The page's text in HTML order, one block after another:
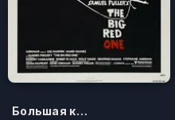
Большая красная единица